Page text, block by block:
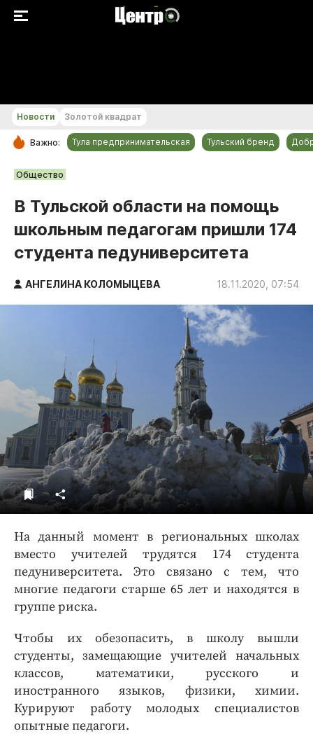
РУБРИКИ
Общество
Культура
Происшествия
Спорт
Тульский бренд
Тула предпринимательская
Голодный шпион
Новости Золотой квадрат
Важно: Тула предпринимательская Тульский бренд
Общество
В Тульской области на помощь
школьным педагогам пришли 174
студента педуниверситета
АНГЕЛИНА КОЛОМЫЦЕВА 18.11.2020, 07:54
На данный момент в региональных школах
вместо учителей трудятся 174 студента
педуниверситета. Это связано с тем, что
многие педагоги старше 65 лет и находятся в
группе риска.
Чтобы их обезопасить, в школу вышли
студенты, замещающие учителей начальных
классов, математики, русского и
иностранного языков, физики, химии.
Курируют работу молодых специалистов
опытные педагоги.